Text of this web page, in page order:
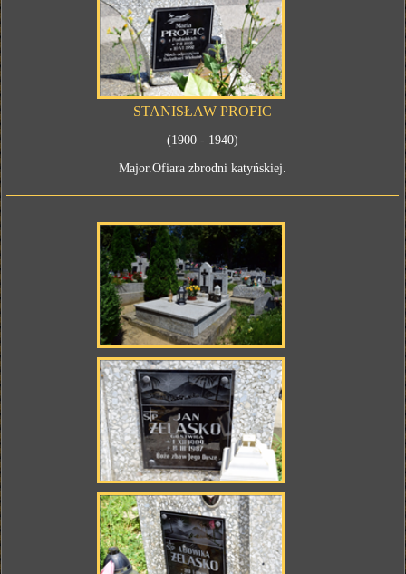
STANISŁAW PROFIC
(1900 - 1940)
Major.Ofiara zbrodni katyńskiej.